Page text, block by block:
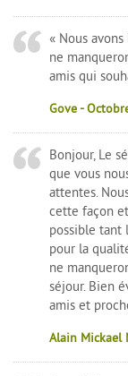
« Nous
ne
amis qui
Gove -
Bonjour, Le
que vous
attentes.
cette façon
possible tant
pour la
ne
séjour. Bien
amis et
Alain Mickael